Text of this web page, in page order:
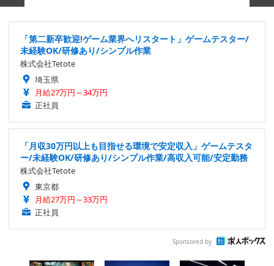
「第二新卒歓迎!ゲーム業界へリスタート」ゲームテスター/
未経験OK/研修あり/シンプル作業
株式会社Tetote
埼玉県
月給27万円～34万円
正社員
「月収30万円以上も目指せる環境で安定収入」ゲームテスタ
ー/未経験OK/研修あり/シンプル作業/高収入可能/安定勤務
株式会社Tetote
東京都
月給27万円～33万円
正社員
Sponsored by